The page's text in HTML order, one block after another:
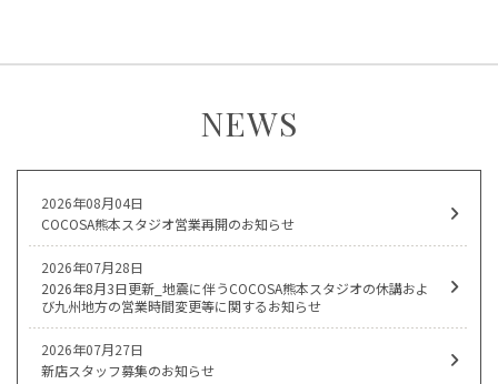
NEWS
2026年08月04日
COCOSA熊本スタジオ営業再開のお知らせ
2026年07月28日
2026年8月3日更新_地震に伴うCOCOSA熊本スタジオの休講およ
び九州地方の営業時間変更等に関するお知らせ
2026年07月27日
新店スタッフ募集のお知らせ